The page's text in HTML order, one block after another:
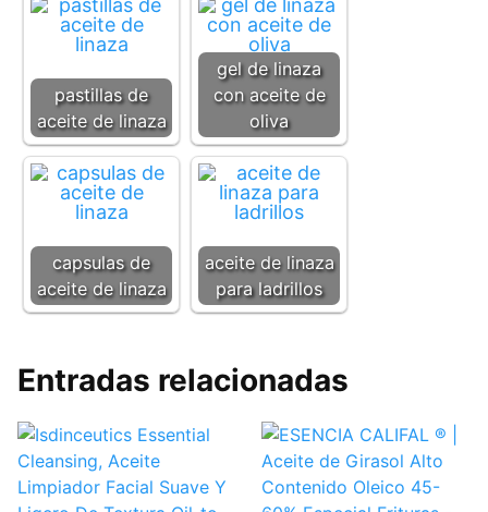
pastillas de
aceite de linaza
gel de linaza
con aceite de
oliva
capsulas de
aceite de linaza
aceite de linaza
para ladrillos
Entradas relacionadas